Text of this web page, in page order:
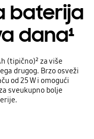
baterija
dana¹
(tipično)² za više
drugog. Brzo osveži
od 25 W i omogući
sveukupno bolje